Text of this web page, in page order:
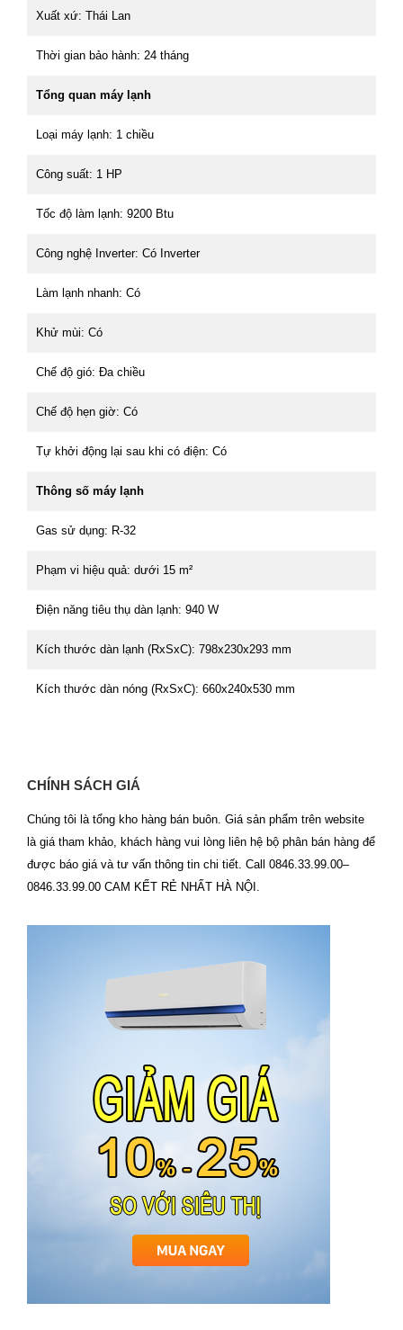
Xuất xứ: Thái Lan
Thời gian bảo hành: 24 tháng
Tổng quan máy lạnh
Loại máy lạnh: 1 chiều
Công suất: 1 HP
Tốc độ làm lạnh: 9200 Btu
Công nghệ Inverter: Có Inverter
Làm lạnh nhanh: Có
Khử mùi: Có
Chế độ gió: Đa chiều
Chế độ hẹn giờ: Có
Tự khởi động lại sau khi có điện: Có
Thông số máy lạnh
Gas sử dụng: R-32
Phạm vi hiệu quả: dưới 15 m²
Điện năng tiêu thụ dàn lạnh: 940 W
Kích thước dàn lạnh (RxSxC): 798x230x293 mm
Kích thước dàn nóng (RxSxC): 660x240x530 mm
CHÍNH SÁCH GIÁ
Chúng tôi là tổng kho hàng bán buôn. Giá sản phẩm trên website
là giá tham khảo, khách hàng vui lòng liên hệ bộ phân bán hàng để
được báo giá và tư vấn thông tin chi tiết. Call 0846.33.99.00–
0846.33.99.00 CAM KẾT RẺ NHẤT HÀ NỘI.